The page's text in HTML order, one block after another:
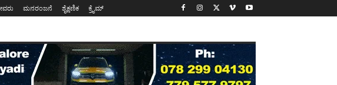
ಮನರಂಜನೆ ಶೈಕ್ಷಣಿಕ ಕ್ರೈಮ್